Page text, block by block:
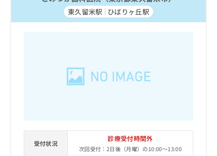
東久留米駅 ひばりヶ丘駅
受付状況
診療受付時間外
次回受付：2日後（月曜）の10:00～13:00